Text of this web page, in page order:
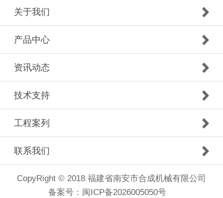
关于我们
产品中心
资讯动态
技术支持
工程案列
联系我们
CopyRight © 2018 福建省南安市合成机械有限公司
备案号： 闽ICP备2026005050号